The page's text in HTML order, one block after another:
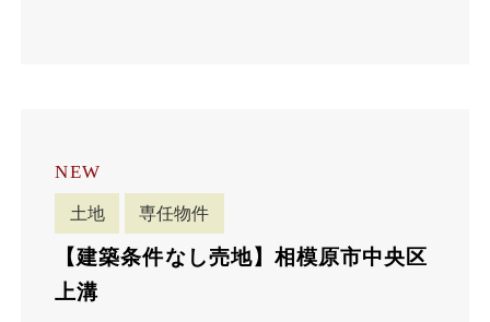
NEW
土地 専任物件
【建築条件なし売地】相模原市中央区
上溝